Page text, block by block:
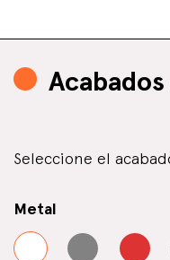
Seleccione el
Metal